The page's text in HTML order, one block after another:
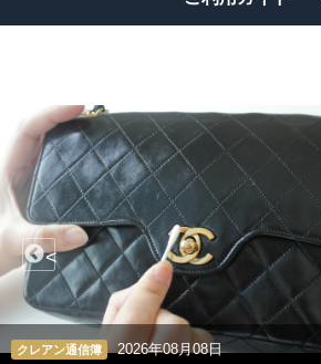
クレアン通信簿 2026年08月08日
<